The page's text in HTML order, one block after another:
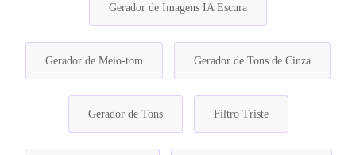
Gerador de Imagens IA Escura
Gerador de Meio-tom Gerador de Tons de Cinza
Gerador de Tons Filtro Triste